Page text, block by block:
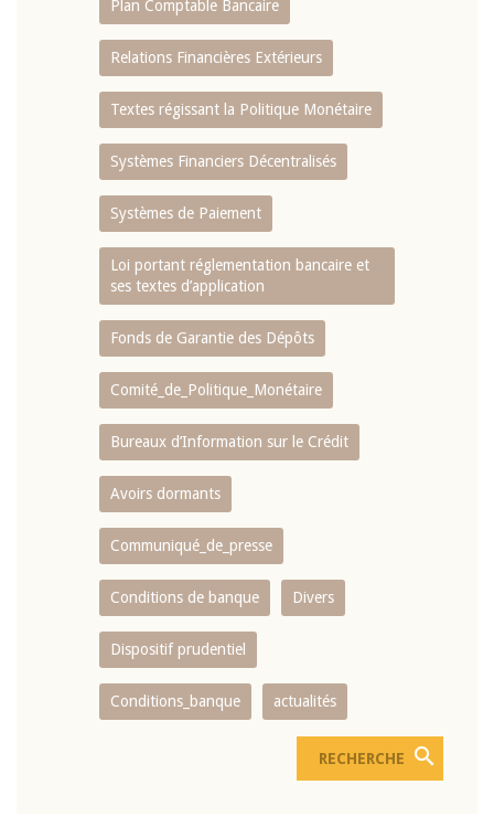
Plan Comptable Bancaire
Relations Financières Extérieurs
Textes régissant la Politique Monétaire
Systèmes Financiers Décentralisés
Systèmes de Paiement
Loi portant réglementation bancaire et
ses textes d’application
Fonds de Garantie des Dépôts
Comité_de_Politique_Monétaire
Bureaux d’Information sur le Crédit
Avoirs dormants
Communiqué_de_presse
Conditions de banque Divers
Dispositif prudentiel
Conditions_banque actualités